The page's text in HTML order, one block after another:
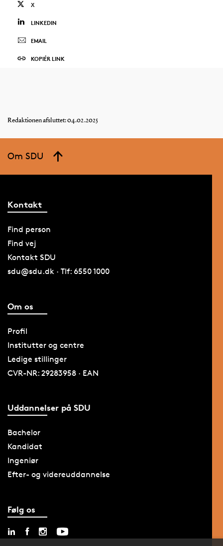
X
LINKEDIN
EMAIL
KOPIÉR LINK
Redaktionen afsluttet: 04.02.2025
Om SDU
Kontakt
Find person
Find vej
Kontakt SDU
sdu@sdu.dk · Tlf: 6550 1000
Om os
Profil
Institutter og centre
Ledige stillinger
CVR-NR: 29283958 · EAN
Uddannelser på SDU
Bachelor
Kandidat
Ingeniør
Efter- og videreuddannelse
Følg os